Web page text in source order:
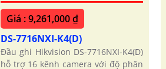
Giá : 9,261,000 ₫
DS-7716NXI-K4(D)
Đầu ghi Hikvision DS-7716NXI-K4(D)
hỗ trợ 16 kênh camera với độ phân